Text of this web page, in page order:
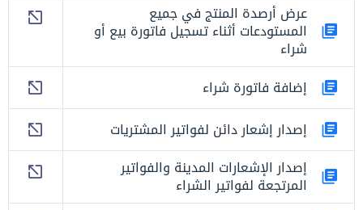
عرض أرصدة المنتج في جميع
المستودعات أثناء تسجيل فاتورة بيع أو
شراء
إضافة فاتورة شراء
إصدار إشعار دائن لفواتير المشتريات
إصدار الإشعارات المدينة والفواتير
المرتجعة لفواتير الشراء